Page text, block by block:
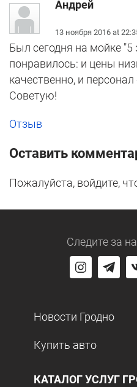
Андрей
13 ноября 2016 at
Был сегодня на мойке "5
понравилось: и цены
качественно, и
Советую!
Отзыв
Оставить
Пожалуйста, войдите,
Следите за
Новости Гродно
Купить авто
КАТАЛОГ УСЛУГ